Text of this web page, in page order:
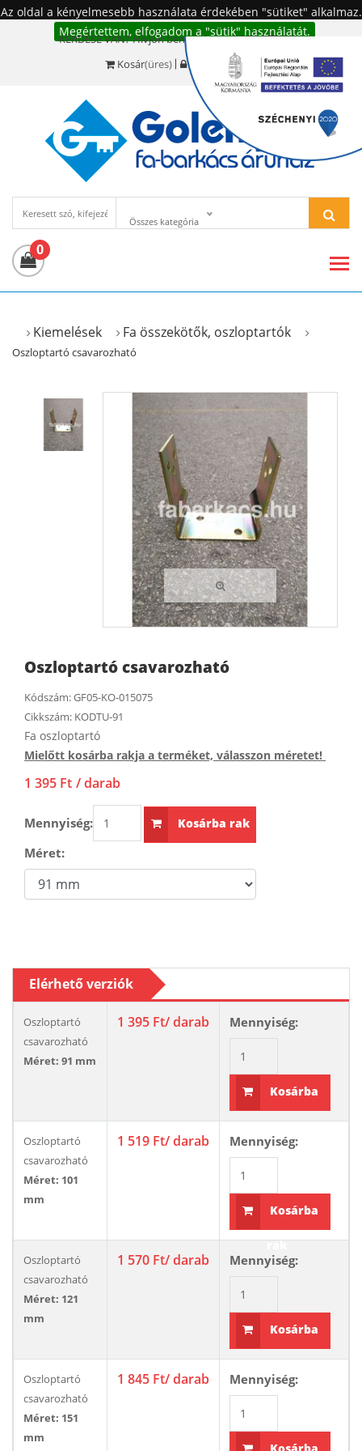
Az oldal a kényelmesebb használata érdekében "sütiket" alkalmaz.
Megértettem, elfogadom a "sütik" használatát.
KÉRDÉSE VAN? Hívjon bennünket!:+36 20 977-6494
Kosár(üres) Bejelentkezés
Összes kategória
0
Kiemelések Fa összekötők, oszloptartók
Oszloptartó csavarozható
Oszloptartó csavarozható
Kódszám:GF05-KO-015075
Cikkszám: KODTU-91
Fa oszloptartó
Mielőtt kosárba rakja a terméket, válasszon méretet!
1 395 Ft / darab
Mennyiség: Kosárba rak
Méret:
Elérhető verziók
Oszloptartó
csavarozható
Méret: 91 mm
1 395 Ft/ darab Mennyiség:
Kosárba
rak
Oszloptartó
csavarozható
Méret: 101
mm
1 519 Ft/ darab Mennyiség:
Kosárba
rak
Oszloptartó
csavarozható
Méret: 121
mm
1 570 Ft/ darab Mennyiség:
Kosárba
rak
Oszloptartó
csavarozható
Méret: 151
mm
1 845 Ft/ darab Mennyiség: